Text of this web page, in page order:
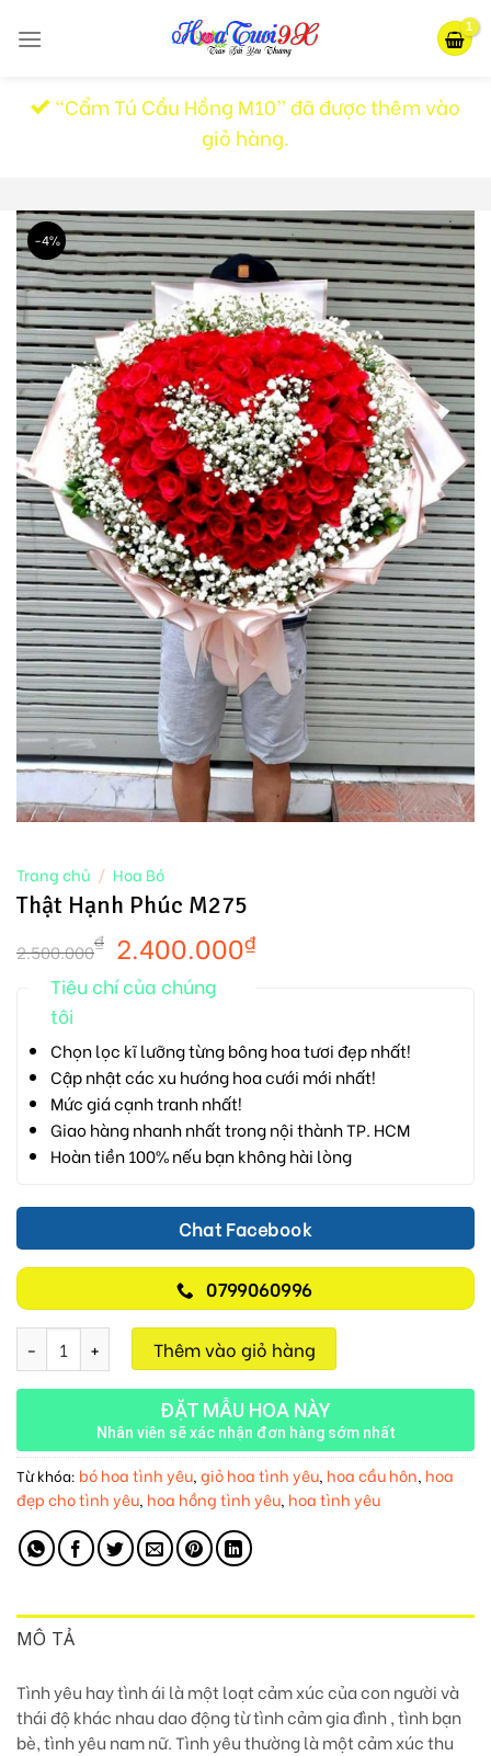
“Cẩm Tú Cầu Hồng M10” đã được thêm vào
giỏ hàng.
-4%
Trang chủ / Hoa Bó
Thật Hạnh Phúc M275
2.500.000₫ 2.400.000₫
Tiêu chí của chúng
tôi
Chọn lọc kĩ lưỡng từng bông hoa tươi đẹp nhất!
Cập nhật các xu hướng hoa cưới mới nhất!
Mức giá cạnh tranh nhất!
Giao hàng nhanh nhất trong nội thành TP. HCM
Hoàn tiền 100% nếu bạn không hài lòng
Chat Facebook
0799060996
Thật Hạnh Phúc M275 số lượngThêm vào giỏ hàng
ĐẶT MẪU HOA NÀY
Nhân viên sẽ xác nhận đơn hàng sớm nhất
Từ khóa: bó hoa tình yêu, giỏ hoa tình yêu, hoa cầu hôn, hoa
đẹp cho tình yêu, hoa hồng tình yêu, hoa tình yêu
MÔ TẢ
Tình yêu hay tình ái là một loạt cảm xúc của con người và
thái độ khác nhau dao động từ tình cảm gia đình , tình bạn
bè, tình yêu nam nữ. Tình yêu thường là một cảm xúc thu